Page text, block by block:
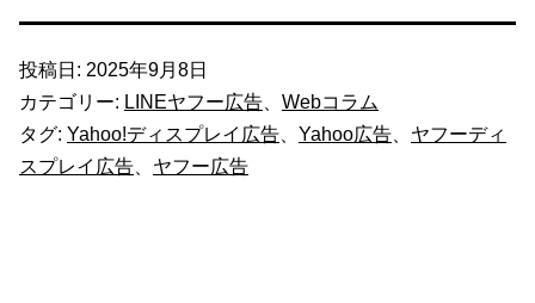
投稿日: 2025年9月8日
カテゴリー: LINEヤフー広告
Webコラム
タグ: Yahoo!ディスプレイ広告 Yahoo広告
ヤフーディ
スプレイ広告
ヤフー広告